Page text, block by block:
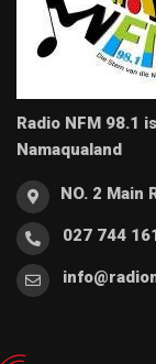
Radio NFM 98.1
Namaqualand
NO. 2 Main
027 744